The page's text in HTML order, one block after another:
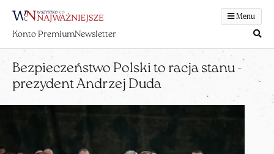
Menu
Konto PremiumNewsletter
Bezpieczeństwo Polski to racja stanu -
prezydent Andrzej Duda